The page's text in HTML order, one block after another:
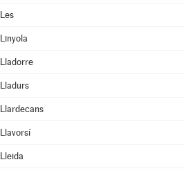
Les
Linyola
Lladorre
Lladurs
Llardecans
Llavorsí
Lleida